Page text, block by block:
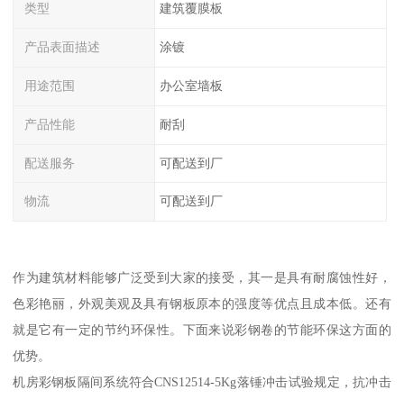
类型 建筑覆膜板
产品表面描述 涂镀
用途范围 办公室墙板
产品性能 耐刮
配送服务 可配送到厂
物流 可配送到厂
作为建筑材料能够广泛受到大家的接受，其一是具有耐腐蚀性好，
色彩艳丽，外观美观及具有钢板原本的强度等优点且成本低。还有
就是它有一定的节约环保性。下面来说彩钢卷的节能环保这方面的
优势。
机房彩钢板隔间系统符合CNS12514-5Kg落锤冲击试验规定，抗冲击